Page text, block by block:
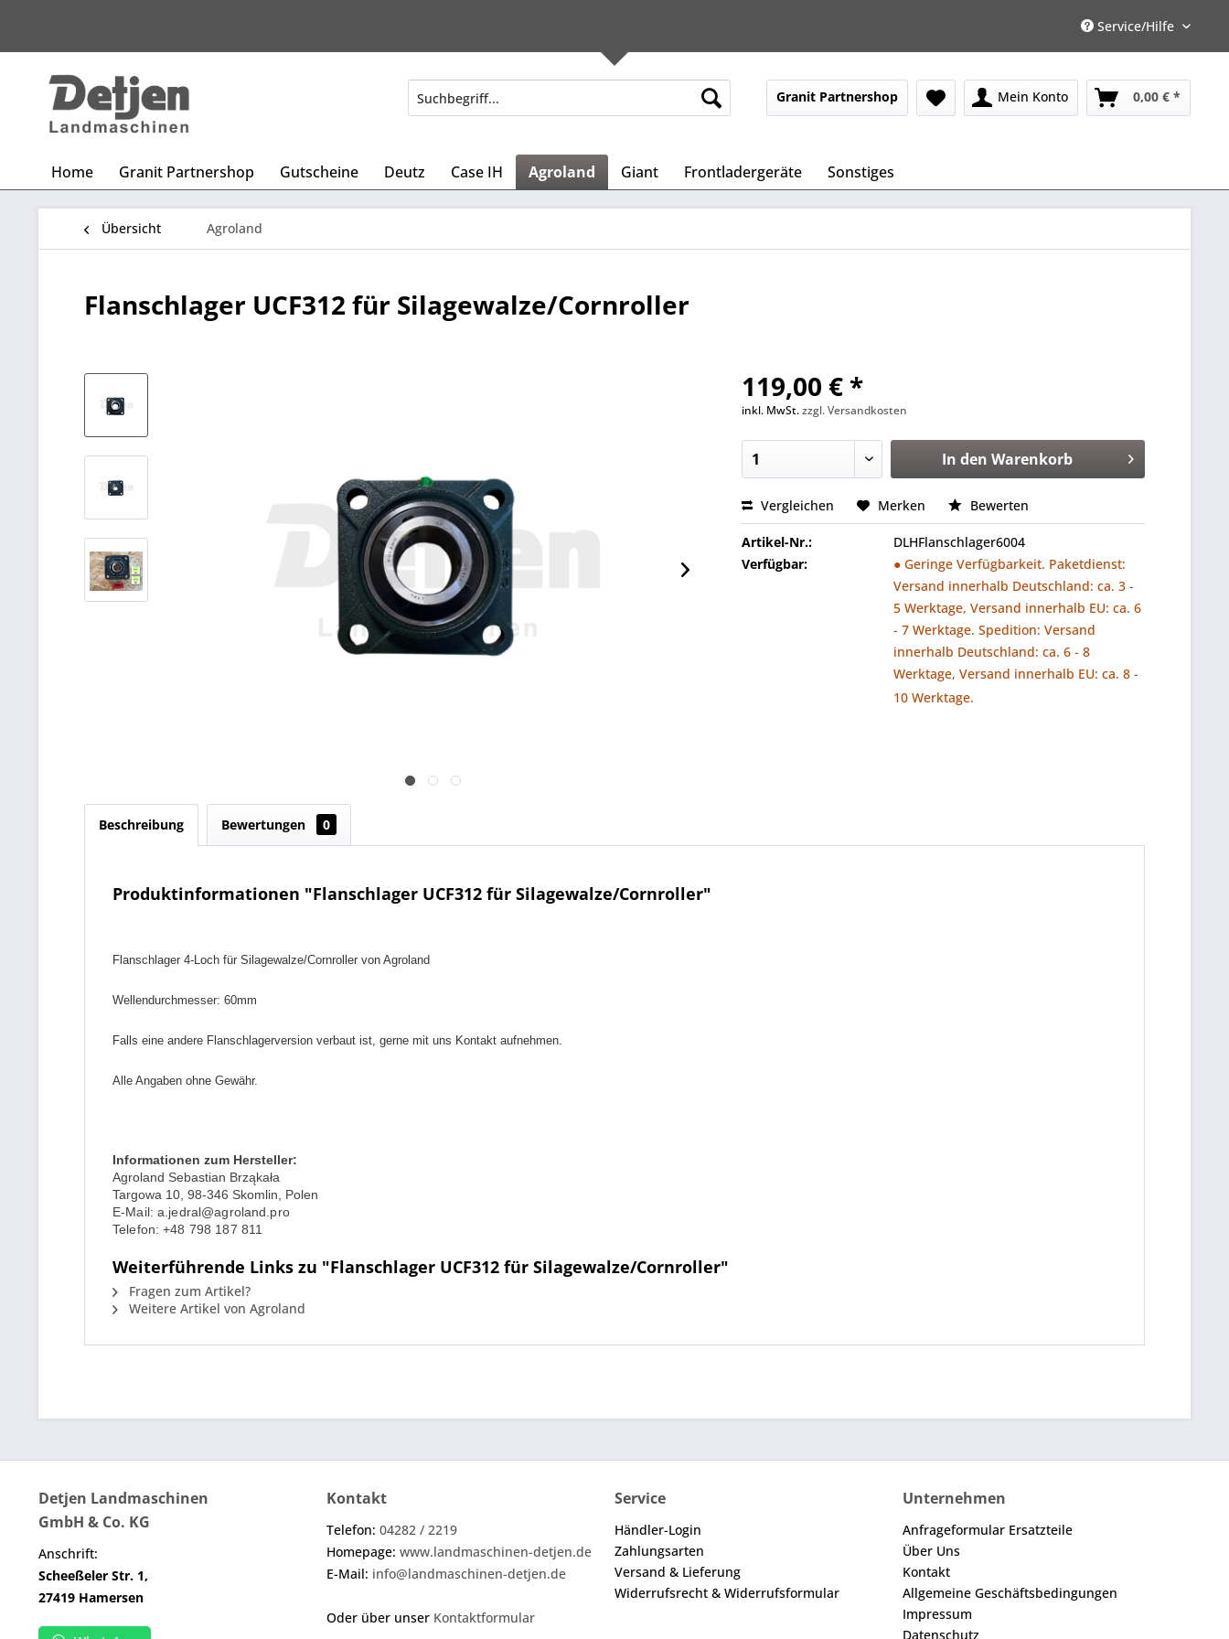
Service/Hilfe
Granit Partnershop Mein Konto 0,00 € *
Home Granit Partnershop Gutscheine Deutz Case IH Agroland Giant Frontladergeräte Sonstiges
Übersicht Agroland
Flanschlager UCF312 für Silagewalze/Cornroller
119,00 € *
inkl. MwSt.zzgl. Versandkosten
In den Warenkorb
Vergleichen Merken Bewerten
Artikel-Nr.:
DLHFlanschlager6004
Verfügbar:
● Geringe Verfügbarkeit. Paketdienst:
Versand innerhalb Deutschland: ca. 3 -
5 Werktage, Versand innerhalb EU: ca. 6
- 7 Werktage. Spedition: Versand
innerhalb Deutschland: ca. 6 - 8
Werktage, Versand innerhalb EU: ca. 8 -
10 Werktage.
Beschreibung Bewertungen 0
Produktinformationen "Flanschlager UCF312 für Silagewalze/Cornroller"
Flanschlager 4-Loch für Silagewalze/Cornroller von Agroland
Wellendurchmesser: 60mm
Falls eine andere Flanschlagerversion verbaut ist, gerne mit uns Kontakt aufnehmen.
Alle Angaben ohne Gewähr.
Informationen zum Hersteller:
Agroland Sebastian Brząkała
Targowa 10, 98-346 Skomlin, Polen
E-Mail: a.jedral@agroland.pro
Telefon: +48 798 187 811
Weiterführende Links zu "Flanschlager UCF312 für Silagewalze/Cornroller"
Fragen zum Artikel?
Weitere Artikel von Agroland
Detjen Landmaschinen
GmbH & Co. KG
Anschrift:
Scheeßeler Str. 1,
27419 Hamersen
Kontakt
Telefon: 04282 / 2219
Homepage: www.landmaschinen-detjen.de
E-Mail: info@landmaschinen-detjen.de
Oder über unser Kontaktformular
Service
Händler-Login
Zahlungsarten
Versand & Lieferung
Widerrufsrecht & Widerrufsformular
Unternehmen
Anfrageformular Ersatzteile
Über Uns
Kontakt
Allgemeine Geschäftsbedingungen
Impressum
Datenschutz